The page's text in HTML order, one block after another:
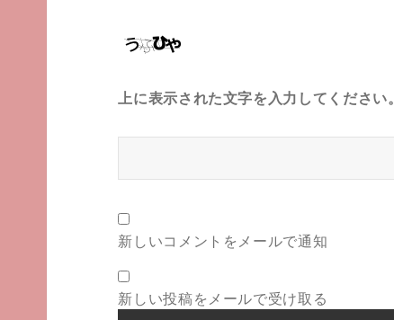
上に表示された文字を入力してください。
新しいコメントをメールで通知
新しい投稿をメールで受け取る